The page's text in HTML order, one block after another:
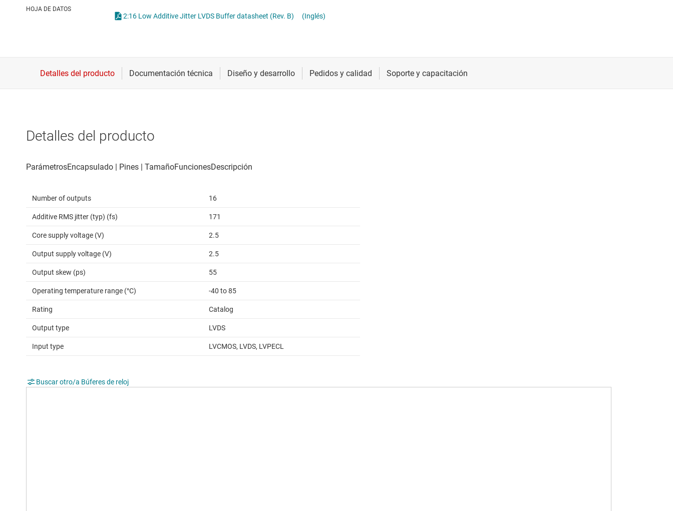
Interfaz Servicios de chip y oblea
HOJA DE DATOS
2:16 Low Additive Jitter LVDS Buffer datasheet (Rev. B) (Inglés)
Detalles del producto
Number of outputs 16
Additive RMS jitter (typ) (fs) 171
Core supply voltage (V) 2.5
Output supply voltage (V) 2.5
Output skew (ps) 55
Operating temperature range (°C) -40 to 85
Rating Catalog
Output type LVDS
Input type LVCMOS, LVDS, LVPECL
Buscar otro/a Búferes de reloj